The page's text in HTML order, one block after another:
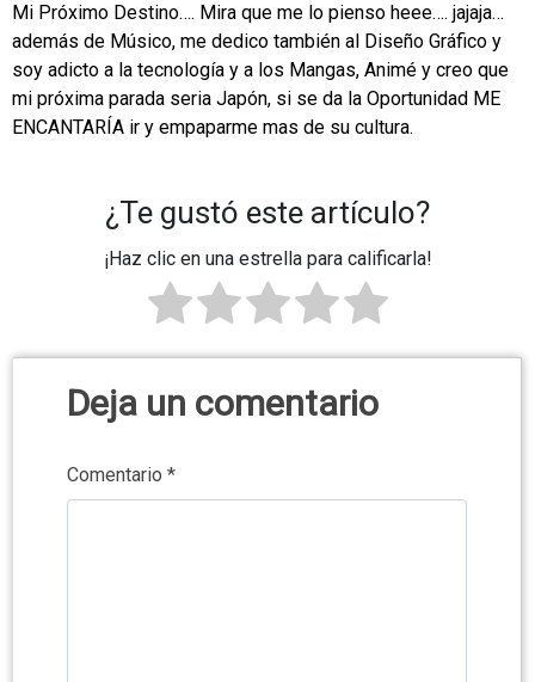
Mi Próximo Destino…. Mira que me lo pienso heee…. jajaja…
además de Músico, me dedico también al Diseño Gráfico y
soy adicto a la tecnología y a los Mangas, Animé y creo que
mi próxima parada seria Japón, si se da la Oportunidad ME
ENCANTARÍA ir y empaparme mas de su cultura.
¿Te gustó este artículo?
¡Haz clic en una estrella para calificarla!
Deja un comentario
Comentario *